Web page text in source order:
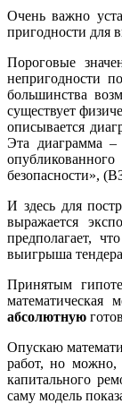
Очень важно
пригодности для
Пороговые
непригодности
большинства
существует
описывается
Эта диаграмма –
безопасности»,
И здесь для
выражается
предполагает,
выигрыша тендера
Принятым
математическая
абсолютную
Опускаю
работ, но можно,
капитального
саму модель